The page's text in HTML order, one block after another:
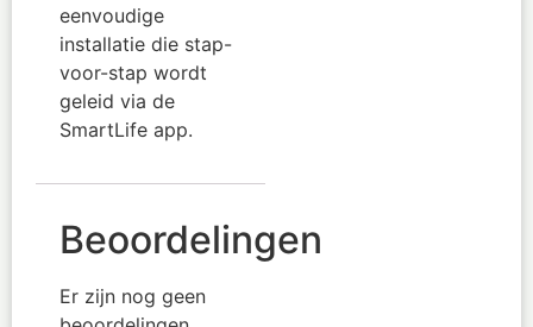
eenvoudige
installatie die stap-
voor-stap wordt
geleid via de
SmartLife app.
Beoordelingen
Er zijn nog geen